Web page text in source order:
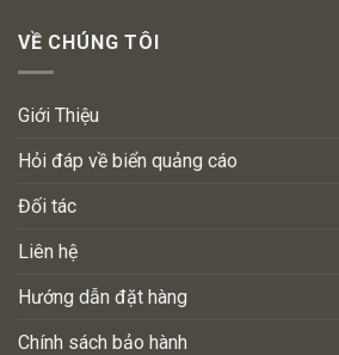
VỀ CHÚNG TÔI
Giới Thiệu
Hỏi đáp về biển quảng cáo
Đối tác
Liên hệ
Hướng dẫn đặt hàng
Chính sách bảo hành